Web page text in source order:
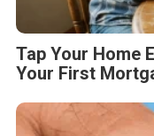
Tap Your Home
Your First